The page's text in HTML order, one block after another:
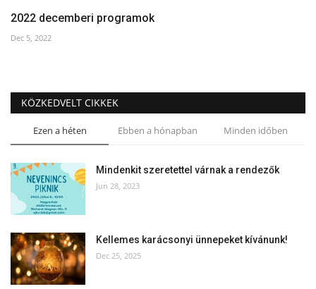
2022 decemberi programok
Dec 5, 2022
KÖZKEDVELT CIKKEK
Ezen a héten Ebben a hónapban Minden időben
Mindenkit szeretettel várnak a rendezők
Jun 28, 2023
Kellemes karácsonyi ünnepeket kívánunk!
Dec 25, 2025